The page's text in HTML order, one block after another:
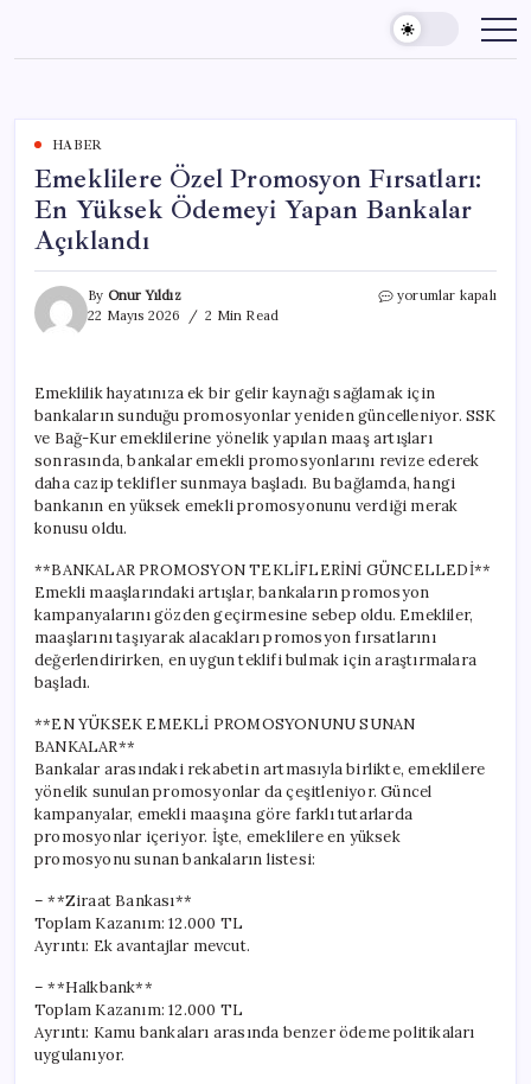
content
HABER
Emeklilere Özel Promosyon Fırsatları:
En Yüksek Ödemeyi Yapan Bankalar
Açıklandı
By Onur Yıldız
22 Mayıs 2026
2 Min Read
Emeklilere
Yüksek
Ödemeyi
Yapan
Bankalar
Açıklandı
için
yorumlar kapalı
Emeklilik hayatınıza ek bir gelir kaynağı sağlamak için
bankaların sunduğu promosyonlar yeniden güncelleniyor. SSK
ve Bağ-Kur emeklilerine yönelik yapılan maaş artışları
sonrasında, bankalar emekli promosyonlarını revize ederek
daha cazip teklifler sunmaya başladı. Bu bağlamda, hangi
bankanın en yüksek emekli promosyonunu verdiği merak
konusu oldu.
**BANKALAR PROMOSYON TEKLİFLERİNİ GÜNCELLEDİ**
Emekli maaşlarındaki artışlar, bankaların promosyon
kampanyalarını gözden geçirmesine sebep oldu. Emekliler,
maaşlarını taşıyarak alacakları promosyon fırsatlarını
değerlendirirken, en uygun teklifi bulmak için araştırmalara
başladı.
**EN YÜKSEK EMEKLİ PROMOSYONUNU SUNAN
BANKALAR**
Bankalar arasındaki rekabetin artmasıyla birlikte, emeklilere
yönelik sunulan promosyonlar da çeşitleniyor. Güncel
kampanyalar, emekli maaşına göre farklı tutarlarda
promosyonlar içeriyor. İşte, emeklilere en yüksek
promosyonu sunan bankaların listesi:
– **Ziraat Bankası**
Toplam Kazanım: 12.000 TL
Ayrıntı: Ek avantajlar mevcut.
– **Halkbank**
Toplam Kazanım: 12.000 TL
Ayrıntı: Kamu bankaları arasında benzer ödeme politikaları
uygulanıyor.